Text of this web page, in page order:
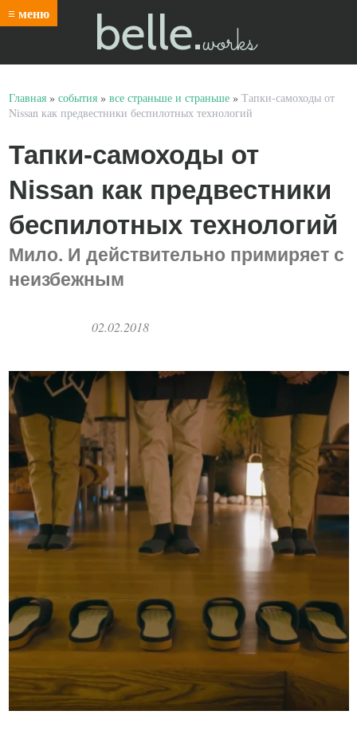
≡ меню belle.works
Главная » события » все страньше и страньше » Тапки-самоходы от
Nissan как предвестники беспилотных технологий
Тапки-самоходы от
Nissan как предвестники
беспилотных технологий
Мило. И действительно примиряет с
неизбежным
02.02.2018